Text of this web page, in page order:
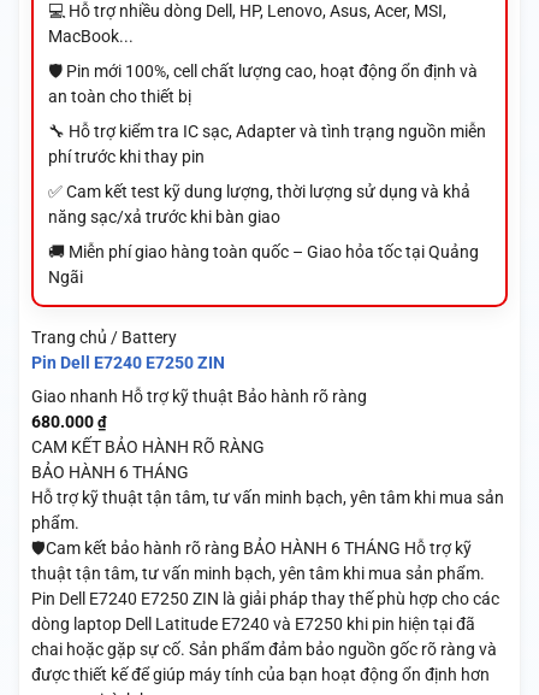
💻 Hỗ trợ nhiều dòng Dell, HP, Lenovo, Asus, Acer, MSI,
MacBook...
🛡️ Pin mới 100%, cell chất lượng cao, hoạt động ổn định và
an toàn cho thiết bị
🔧 Hỗ trợ kiểm tra IC sạc, Adapter và tình trạng nguồn miễn
phí trước khi thay pin
✅ Cam kết test kỹ dung lượng, thời lượng sử dụng và khả
năng sạc/xả trước khi bàn giao
🚚 Miễn phí giao hàng toàn quốc – Giao hỏa tốc tại Quảng
Ngãi
Trang chủ / Battery
Pin Dell E7240 E7250 ZIN
Giao nhanh Hỗ trợ kỹ thuật Bảo hành rõ ràng
680.000 ₫
CAM KẾT BẢO HÀNH RÕ RÀNG
BẢO HÀNH 6 THÁNG
Hỗ trợ kỹ thuật tận tâm, tư vấn minh bạch, yên tâm khi mua sản
phẩm.
🛡️Cam kết bảo hành rõ ràng BẢO HÀNH 6 THÁNG Hỗ trợ kỹ
thuật tận tâm, tư vấn minh bạch, yên tâm khi mua sản phẩm.
Pin Dell E7240 E7250 ZIN là giải pháp thay thế phù hợp cho các
dòng laptop Dell Latitude E7240 và E7250 khi pin hiện tại đã
chai hoặc gặp sự cố. Sản phẩm đảm bảo nguồn gốc rõ ràng và
được thiết kế để giúp máy tính của bạn hoạt động ổn định hơn